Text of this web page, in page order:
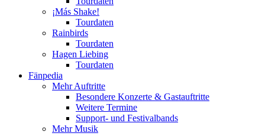
¡Más Shake!
Tourdaten
Rainbirds
Tourdaten
Hagen Liebing
Tourdaten
Fänpedia
Mehr Auftritte
Besondere Konzerte & Gastauftritte
Weitere Termine
Support- und Festivalbands
Mehr Musik